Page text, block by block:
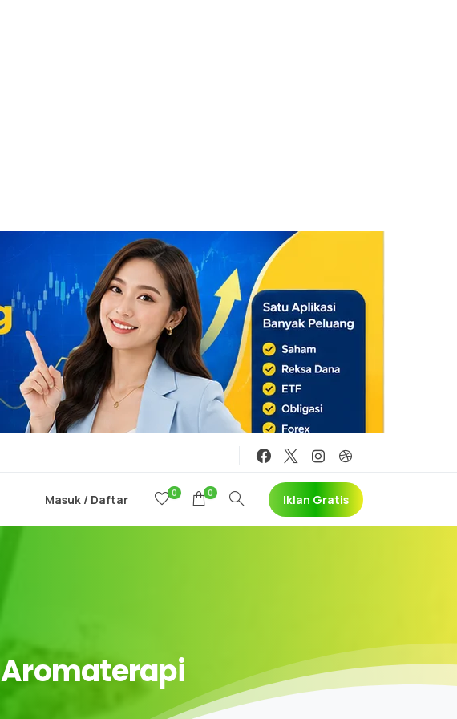
Masuk / Daftar 0 0 Iklan Gratis
Aromaterapi